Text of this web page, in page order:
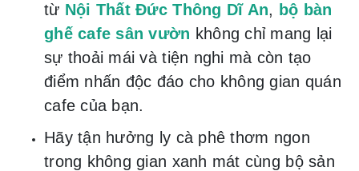
từ Nội Thất Đức Thông Dĩ An, bộ bàn
ghế cafe sân vườn không chỉ mang lại
sự thoải mái và tiện nghi mà còn tạo
điểm nhấn độc đáo cho không gian quán
cafe của bạn.
Hãy tận hưởng ly cà phê thơm ngon
trong không gian xanh mát cùng bộ sản